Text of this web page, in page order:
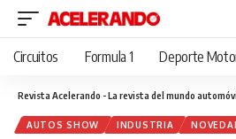
Circuitos Formula 1 Deporte
Revista Acelerando - La revista del mundo
AUTOS SHOW INDUSTRIA